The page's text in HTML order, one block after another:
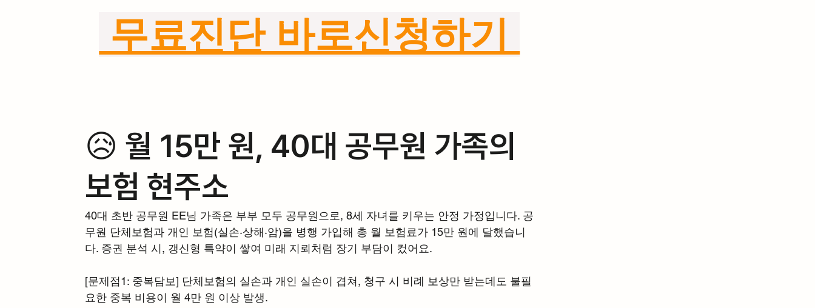
무료진단 바로신청하기
😥 월 15만 원, 40대 공무원 가족의
보험 현주소
40대 초반 공무원 EE님 가족은 부부 모두 공무원으로, 8세 자녀를 키우는 안정 가정입니다. 공
무원 단체보험과 개인 보험(실손·상해·암)을 병행 가입해 총 월 보험료가 15만 원에 달했습니
다. 증권 분석 시, 갱신형 특약이 쌓여 미래 지뢰처럼 장기 부담이 컸어요.
[문제점1: 중복담보] 단체보험의 실손과 개인 실손이 겹쳐, 청구 시 비례 보상만 받는데도 불필
요한 중복 비용이 월 4만 원 이상 발생.